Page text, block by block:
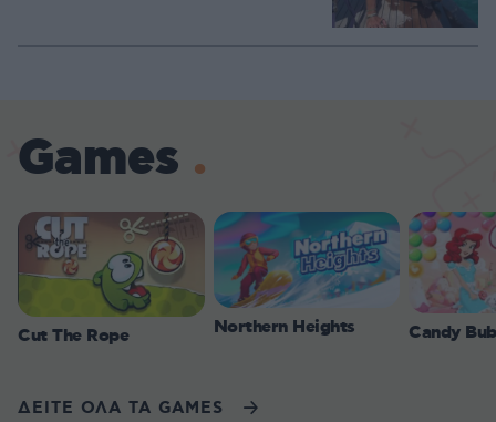
Games
Cut The Rope Northern Heights Candy
ΔΕΙΤΕ ΟΛΑ ΤΑ GAMES